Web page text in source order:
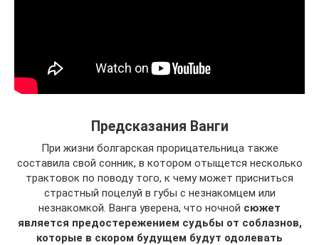
Предсказания Ванги
При жизни болгарская прорицательница также
составила свой сонник, в котором отыщется несколько
трактовок по поводу того, к чему может присниться
страстный поцелуй в губы с незнакомцем или
незнакомкой. Ванга уверена, что ночной сюжет
является предостережением судьбы от соблазнов,
которые в скором будущем будут одолевать